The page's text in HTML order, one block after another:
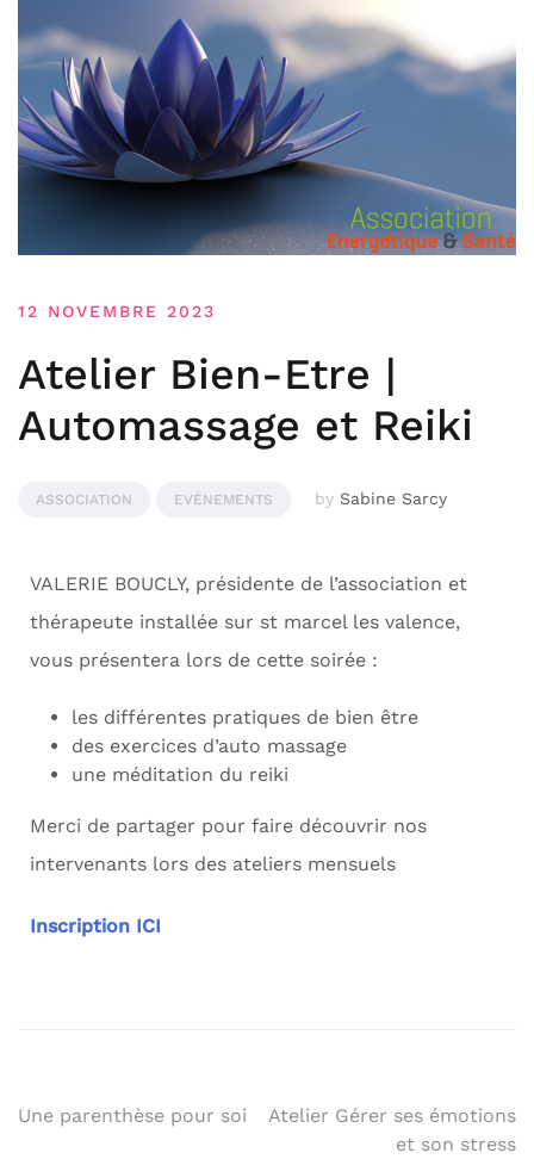
12 NOVEMBRE 2023
Atelier Bien-Etre |
Automassage et Reiki
ASSOCIATION EVÉNEMENTS by Sabine Sarcy
VALERIE BOUCLY, présidente de l’association et
thérapeute installée sur st marcel les valence,
vous présentera lors de cette soirée :
les différentes pratiques de bien être
des exercices d’auto massage
une méditation du reiki
Merci de partager pour faire découvrir nos
intervenants lors des ateliers mensuels
Inscription ICI
Une parenthèse pour soi
Atelier Gérer ses émotions
et son stress